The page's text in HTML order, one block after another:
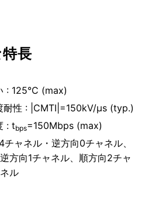
長
: 125°C (max)
耐性 : |CMTI|=150kV/μs (typ.)
: tbps=150Mbps (max)
ャネル・逆方向0チャネル、
方向1チャネル、順方向2チャ
ル